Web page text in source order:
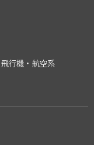
飛行機・航空系